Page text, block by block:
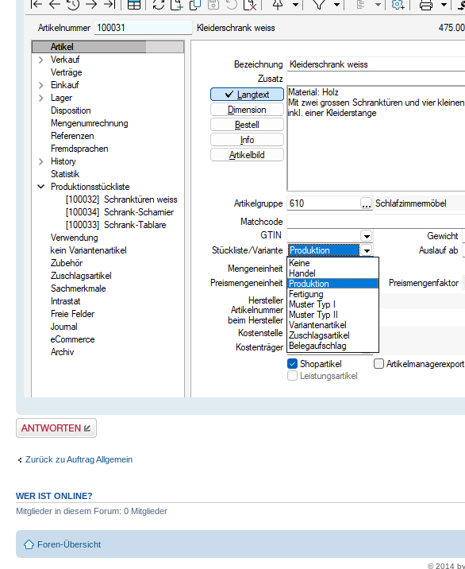
Antwort erstellen
Zurück zu Auftrag Allgemein
WER IST ONLINE?
Mitglieder in diesem Forum: 0 Mitglieder
Foren-Übersicht
© 2014